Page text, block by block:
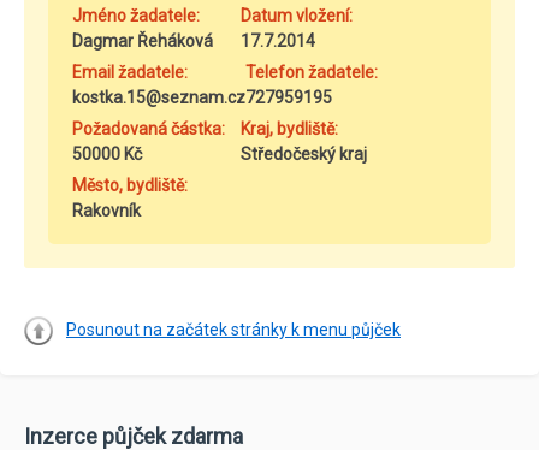
Jméno žadatele:
Dagmar Řeháková
Datum vložení:
17.7.2014
Email žadatele:
kostka.15@seznam.cz
Telefon žadatele:
727959195
Požadovaná částka:
50000 Kč
Kraj, bydliště:
Středočeský kraj
Město, bydliště:
Rakovník
Posunout na začátek stránky k menu půjček
Inzerce půjček zdarma